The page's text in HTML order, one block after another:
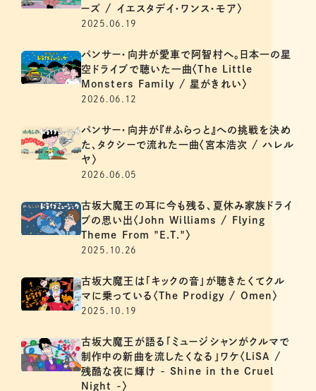
ーズ / イエスタデイ・ワンス・モア〉
2025.06.19
パンサー・向井が愛車で阿智村へ。日本一の星
空ドライブで聴いた一曲〈The Little
Monsters Family / 星がきれい〉
2026.06.12
パンサー・向井が『#ふらっと』への挑戦を決め
た、タクシーで流れた一曲〈宮本浩次 / ハレル
ヤ〉
2026.06.05
古坂大魔王の耳に今も残る、夏休み家族ドライ
ブの思い出〈John Williams / Flying
Theme From "E.T."〉
2025.10.26
古坂大魔王は「キックの音」が聴きたくてクル
マに乗っている〈The Prodigy / Omen〉
2025.10.19
古坂大魔王が語る「ミュージシャンがクルマで
制作中の新曲を流したくなる」ワケ〈LiSA /
残酷な夜に輝け - Shine in the Cruel
Night -〉